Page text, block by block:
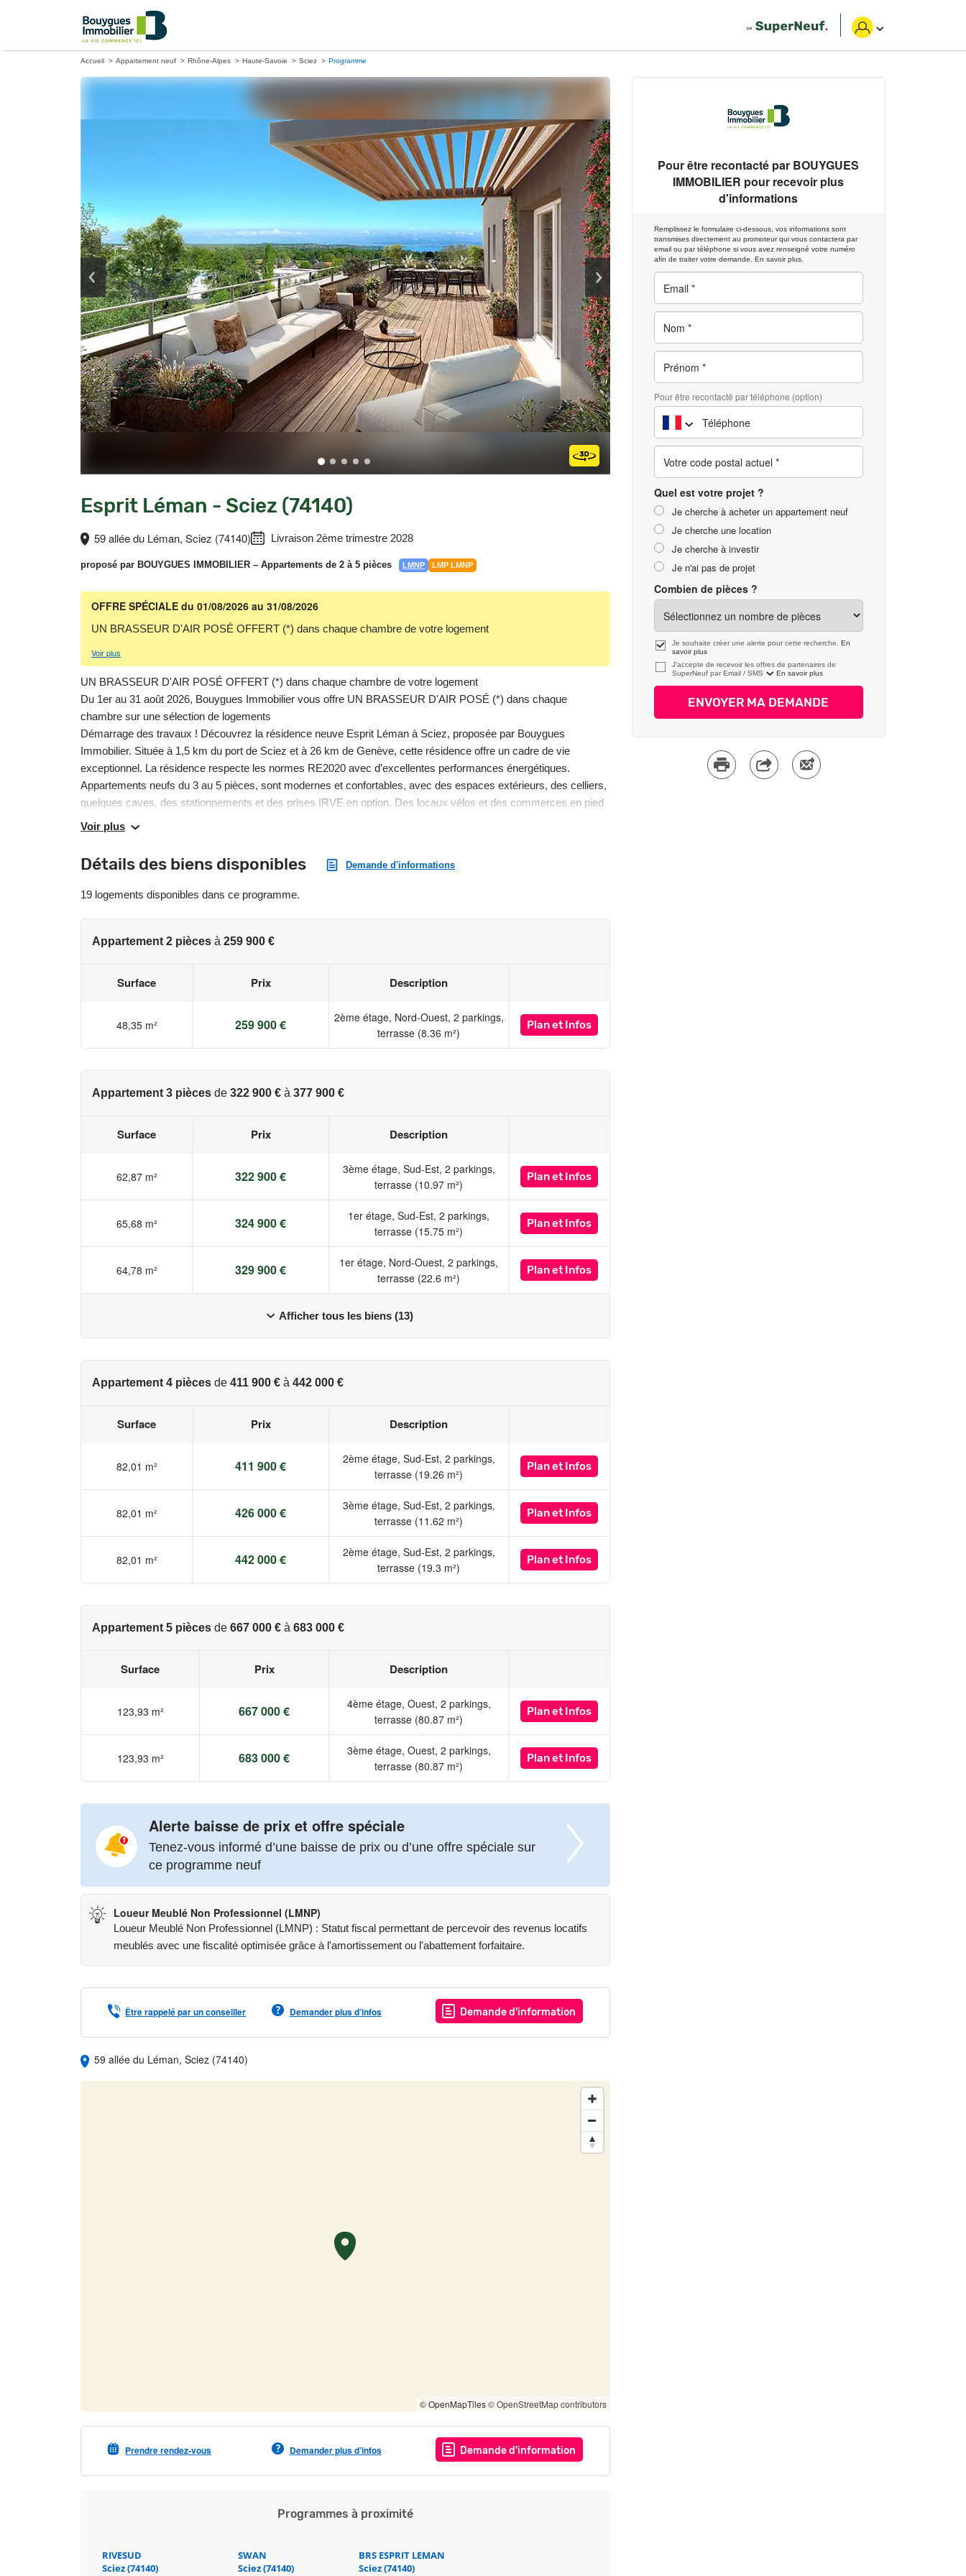
Accueil Appartement neuf Rhône-Alpes Haute-Savoie Sciez Programme
Esprit Léman - Sciez (74140)
59 allée du Léman, Sciez (74140) Livraison 2ème trimestre 2028
proposé par BOUYGUES IMMOBILIER – Appartements de 2 à 5 pièces LMNP LMP LMNP
OFFRE SPÉCIALE du 01/08/2026 au 31/08/2026
UN BRASSEUR D'AIR POSÉ OFFERT (*) dans chaque chambre de votre logement
Voir plus
UN BRASSEUR D'AIR POSÉ OFFERT (*) dans chaque chambre de votre logement
Du 1er au 31 août 2026, Bouygues Immobilier vous offre UN BRASSEUR D'AIR POSÉ (*) dans chaque
chambre sur une sélection de logements
Démarrage des travaux ! Découvrez la résidence neuve Esprit Léman à Sciez, proposée par Bouygues
Immobilier. Située à 1,5 km du port de Sciez et à 26 km de Genève, cette résidence offre un cadre de vie
exceptionnel. La résidence respecte les normes RE2020 avec d’excellentes performances énergétiques.
Appartements neufs du 3 au 5 pièces, sont modernes et confortables, avec des espaces extérieurs, des celliers,
quelques caves, des stationnements et des prises IRVE en option. Des locaux vélos et des commerces en pied
d’immeuble, ainsi qu’un jardin commun sont prévus. Bouygues Immobilier vous accompagne dans votre projet
pour découvrir notre résidence et rencontrez nos équipes.
• Démarrage des travaux
• Prestations de qualité : celliers, caves, locaux vélo, jardin commun...
• Commerces et crèche en pied d’immeuble
Les informations sur les risques auxquels ce bien est exposé sont disponibles sur le site Géorisques :
Voir plus
Détails des biens disponibles Demande d'informations
19 logements disponibles dans ce programme.
Appartement 2 pièces à 259 900 €
Surface Prix Description
48,35 m² 259 900 €
2ème étage, Nord-Ouest, 2 parkings,
terrasse (8.36 m²)
Planet Infos
Appartement 3 pièces de 322 900 € à 377 900 €
Surface Prix Description
62,87 m² 322 900 €
3ème étage, Sud-Est, 2 parkings,
terrasse (10.97 m²)
Planet Infos
65,68 m² 324 900 €
1er étage, Sud-Est, 2 parkings,
terrasse (15.75 m²)
Planet Infos
64,78 m² 329 900 €
1er étage, Nord-Ouest, 2 parkings,
terrasse (22.6 m²)
Planet Infos
Afficher tous les biens (13)
Appartement 4 pièces de 411 900 € à 442 000 €
Surface Prix Description
82,01 m² 411 900 €
2ème étage, Sud-Est, 2 parkings,
terrasse (19.26 m²)
Planet Infos
82,01 m² 426 000 €
3ème étage, Sud-Est, 2 parkings,
terrasse (11.62 m²)
Planet Infos
82,01 m² 442 000 €
2ème étage, Sud-Est, 2 parkings,
terrasse (19.3 m²)
Planet Infos
Appartement 5 pièces de 667 000 € à 683 000 €
Surface Prix Description
123,93 m² 667 000 €
4ème étage, Ouest, 2 parkings,
terrasse (80.87 m²)
Planet Infos
123,93 m² 683 000 €
3ème étage, Ouest, 2 parkings,
terrasse (80.87 m²)
Planet Infos
Alerte baisse de prix et offre spéciale
Tenez-vous informé d’une baisse de prix ou d’une offre spéciale sur
ce programme neuf
Loueur Meublé Non Professionnel (LMNP)
Loueur Meublé Non Professionnel (LMNP) : Statut fiscal permettant de percevoir des revenus locatifs
meublés avec une fiscalité optimisée grâce à l'amortissement ou l'abattement forfaitaire.
Être rappelé par un conseiller Demander plus d’infos Demande d'information
59 allée du Léman, Sciez (74140)
© OpenMapTiles© OpenStreetMap contributors
Prendre rendez-vous Demander plus d’infos Demande d'information
Programmes à proximité
RIVESUD
Sciez (74140)
SWAN
Sciez (74140)
BRS ESPRIT LEMAN
Sciez (74140)
Pour être recontacté par BOUYGUES
IMMOBILIER pour recevoir plus
d'informations
Remplissez le formulaire ci-dessous, vos informations sont
transmises directement au promoteur qui vous contactera par
email ou par téléphone si vous avez renseigné votre numéro
afin de traiter votre demande. En savoir plus.
Pour être recontacté par téléphone (option)
Quel est votre projet ?
Je cherche à acheter un appartement neuf
Je cherche une location
Je cherche à investir
Je n'ai pas de projet
Combien de pièces ?
Je souhaite créer une alerte pour cette recherche. En
savoir plus
J’accepte de recevoir les offres de partenaires de
SuperNeuf par
En savoir plus
ENVOYER MA DEMANDE